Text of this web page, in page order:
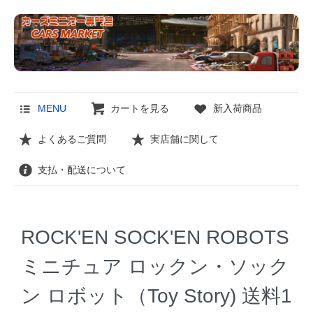
MENU カートを見る 新入荷商品
よくあるご質問 実店舗に関して
支払・配送について
ROCK'EN SOCK'EN ROBOTS
ミニチュア ロックン・ソック
ン ロボット（Toy Story) 送料1